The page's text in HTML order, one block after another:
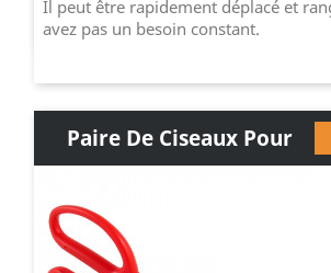
Il peut être rapidement déplacé et
avez pas un besoin constant.
Paire De Ciseaux Pour